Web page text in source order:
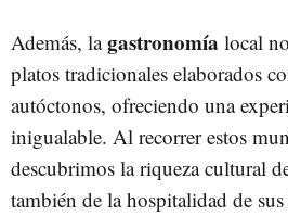
Además, lagastronomía local
platos tradicionales elaborados
autóctonos, ofreciendo una
inigualable. Al recorrer estos
descubrimos la riqueza cultural
también de la hospitalidad de